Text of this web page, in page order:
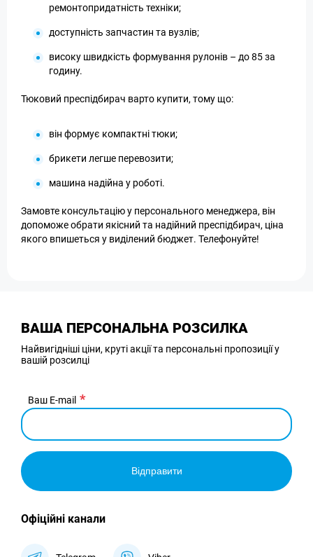
ремонтопридатність техніки;
доступність запчастин та вузлів;
високу швидкість формування рулонів – до 85 за
годину.
Тюковий преспідбирач варто купити, тому що:
він формує компактні тюки;
брикети легше перевозити;
машина надійна у роботі.
Замовте консультацію у персонального менеджера, він
допоможе обрати якісний та надійний преспідбирач, ціна
якого впишеться у виділений бюджет. Телефонуйте!
ВАША ПЕРСОНАЛЬНА РОЗСИЛКА
Найвигідніші ціни, круті акції та персональні пропозиції у
вашій розсилці
Ваш E-mail
Відправити
Офіційні канали